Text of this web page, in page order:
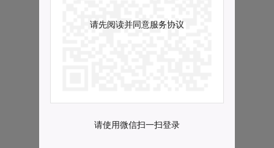
请先阅读并同意服务协议
请使用微信扫一扫登录